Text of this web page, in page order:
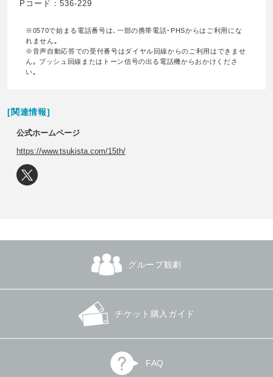
Pコード：536-229
※0570で始まる電話番号は､一部の携帯電話･PHSからはご利用にな
れません｡
※音声自動応答での受付番号はダイヤル回線からのご利用はできませ
ん｡ プッシュ回線またはトーン信号の出る電話機からおかけくださ
い｡
[関連情報]
公式ホームページ
https://www.tsukista.com/15th/
グループ観劇
チケット購入ガイド
FAQ